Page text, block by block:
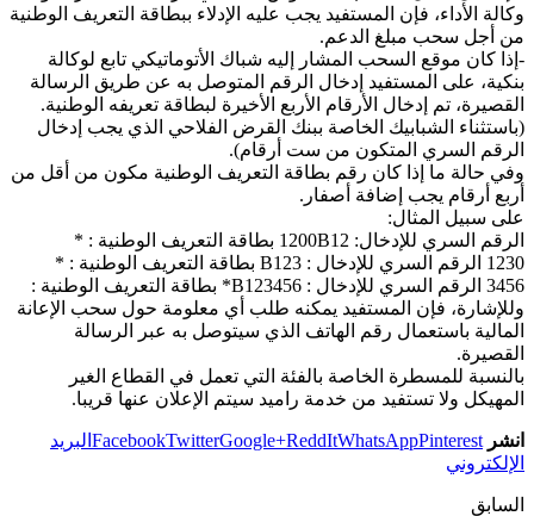
وكالة الأداء، فإن المستفيد يجب عليه الإدلاء ببطاقة التعريف الوطنية
من أجل سحب مبلغ الدعم.
-إذا كان موقع السحب المشار إليه شباك الأتوماتيكي تابع لوكالة
بنكية، على المستفيد إدخال الرقم المتوصل به عن طريق الرسالة
القصيرة، تم إدخال الأرقام الأربع الأخيرة لبطاقة تعريفه الوطنية.
(باستثناء الشبابيك الخاصة ببنك القرض الفلاحي الذي يجب إدخال
الرقم السري المتكون من ست أرقام).
وفي حالة ما إذا كان رقم بطاقة التعريف الوطنية مكون من أقل من
أربع أرقام يجب إضافة أصفار.
على سبيل المثال:
الرقم السري للإدخال: 1200B12 بطاقة التعريف الوطنية : *
1230 الرقم السري للإدخال : B123 بطاقة التعريف الوطنية : *
3456 الرقم السري للإدخال : B123456* بطاقة التعريف الوطنية :
وللإشارة، فإن المستفيد يمكنه طلب أي معلومة حول سحب الإعانة
المالية باستعمال رقم الهاتف الذي سيتوصل به عبر الرسالة
القصيرة.
بالنسبة للمسطرة الخاصة بالفئة التي تعمل في القطاع الغير
المهيكل ولا تستفيد من خدمة راميد سيتم الإعلان عنها قريبا.
انشر FacebookTwitterGoogle+ReddItWhatsAppPinterest
البريد
الإلكتروني
السابق